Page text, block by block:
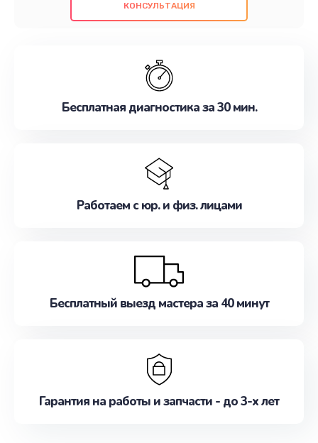
проведенных работ. Наша цель - предоставить
наилучшим образом. Не медлите записаться на
КОНСУЛЬТАЦИЯ
Бесплатная диагностика за 30 мин.
Работаем с юр. и физ. лицами
Бесплатный выезд мастера за 40 минут
Гарантия на работы и запчасти - до 3-х лет